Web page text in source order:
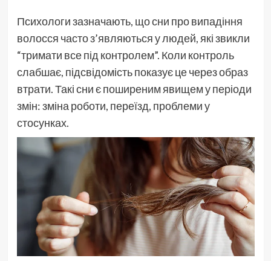
Психологи зазначають, що сни про випадіння
волосся часто з’являються у людей, які звикли
“тримати все під контролем”. Коли контроль
слабшає, підсвідомість показує це через образ
втрати. Такі сни є поширеним явищем у періоди
змін: зміна роботи, переїзд, проблеми у
стосунках.